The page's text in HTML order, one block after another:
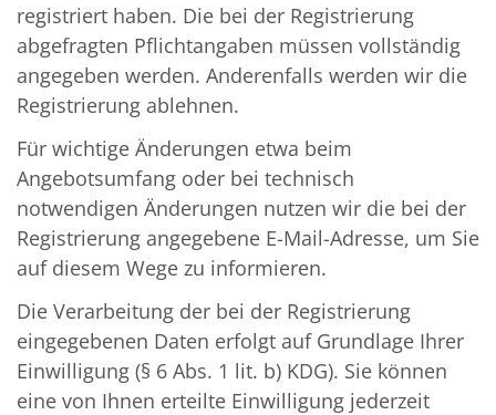
registriert haben. Die bei der Registrierung
abgefragten Pflichtangaben müssen vollständig
angegeben werden. Anderenfalls werden wir die
Registrierung ablehnen.
Für wichtige Änderungen etwa beim
Angebotsumfang oder bei technisch
notwendigen Änderungen nutzen wir die bei der
Registrierung angegebene E-Mail-Adresse, um Sie
auf diesem Wege zu informieren.
Die Verarbeitung der bei der Registrierung
eingegebenen Daten erfolgt auf Grundlage Ihrer
Einwilligung (§ 6 Abs. 1 lit. b) KDG). Sie können
eine von Ihnen erteilte Einwilligung jederzeit